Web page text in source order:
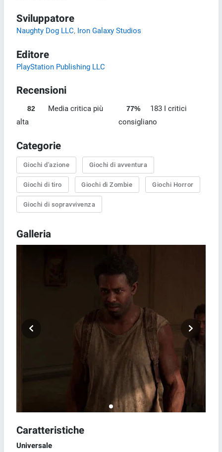
Sviluppatore
Naughty Dog LLC, Iron Galaxy Studios
Editore
PlayStation Publishing LLC
Recensioni
82
Media critica più
alta
77%
183 I critici
consigliano
Categorie
Giochi d'azione Giochi di avventura
Giochi di tiro Giochi di Zombie Giochi Horror
Giochi di sopravvivenza
Galleria
Caratteristiche
Universale